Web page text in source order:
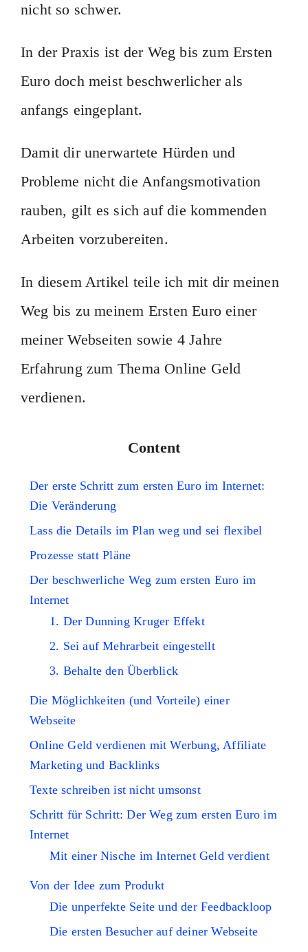
nicht so schwer.
In der Praxis ist der Weg bis zum Ersten
Euro doch meist beschwerlicher als
anfangs eingeplant.
Damit dir unerwartete Hürden und
Probleme nicht die Anfangsmotivation
rauben, gilt es sich auf die kommenden
Arbeiten vorzubereiten.
In diesem Artikel teile ich mit dir meinen
Weg bis zu meinem Ersten Euro einer
meiner Webseiten sowie 4 Jahre
Erfahrung zum Thema Online Geld
verdienen.
Content
Der erste Schritt zum ersten Euro im Internet:
Die Veränderung
Lass die Details im Plan weg und sei flexibel
Prozesse statt Pläne
Der beschwerliche Weg zum ersten Euro im
Internet
1. Der Dunning Kruger Effekt
2. Sei auf Mehrarbeit eingestellt
3. Behalte den Überblick
Die Möglichkeiten (und Vorteile) einer
Webseite
Online Geld verdienen mit Werbung, Affiliate
Marketing und Backlinks
Texte schreiben ist nicht umsonst
Schritt für Schritt: Der Weg zum ersten Euro im
Internet
Mit einer Nische im Internet Geld verdient
Von der Idee zum Produkt
Die unperfekte Seite und der Feedbackloop
Die ersten Besucher auf deiner Webseite